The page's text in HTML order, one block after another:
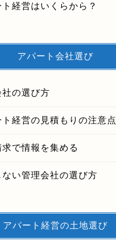
ト経営はいくらから？
アパート会社選び
社の選び方
ト経営の見積もりの注意点
求で情報を集める
ない管理会社の選び方
アパート経営の土地選び